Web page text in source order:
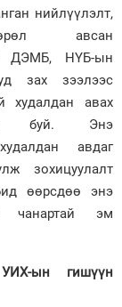
нийлүүлэлт,
авсан
ДЭМБ, НҮБ-ын
зах зээлээс
худалдан авах
буй. Энэ
авдаг
зохицуулалт
өөрсдөө энэ
чанартай эм
ын гишүүн